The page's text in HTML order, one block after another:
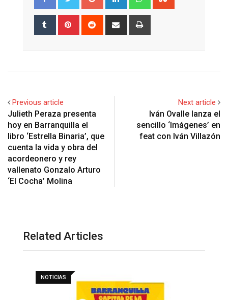
Tumblr Pinterest Reddit
Share
Previous article
Julieth Peraza presenta
hoy en Barranquilla el
libro ‘Estrella Binaria’, que
cuenta la vida y obra del
acordeonero y rey
vallenato Gonzalo Arturo
‘El Cocha’ Molina
Next article
Iván Ovalle lanza el
sencillo ‘Imágenes’ en
feat con Iván Villazón
Related Articles
NOTICIAS